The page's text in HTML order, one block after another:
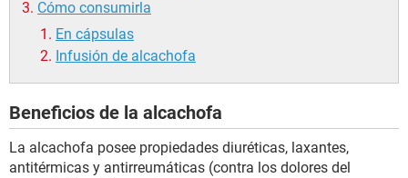
Cómo consumirla
En cápsulas
Infusión de alcachofa
Beneficios de la alcachofa
La alcachofa posee propiedades diuréticas, laxantes,
antitérmicas y antirreumáticas (contra los dolores del